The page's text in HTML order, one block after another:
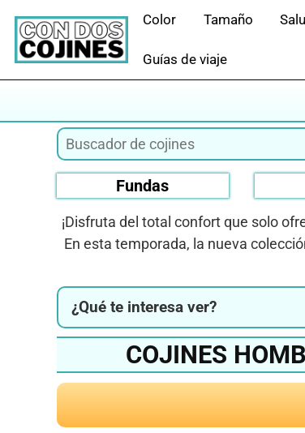
contenido
Color Tamaño
Guías de viaje
Fundas
¡Disfruta del total confort que solo
En esta temporada, la nueva
¿Qué te interesa ver?
COJINES